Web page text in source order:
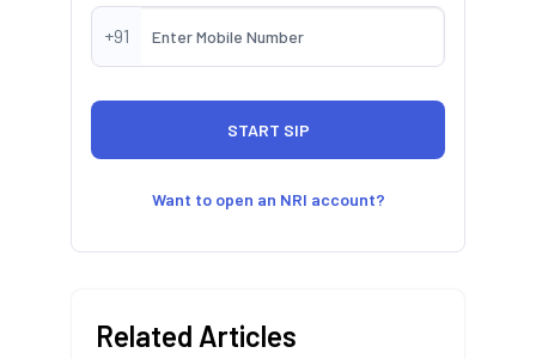
+91
Want to open an NRI account?
Related Articles